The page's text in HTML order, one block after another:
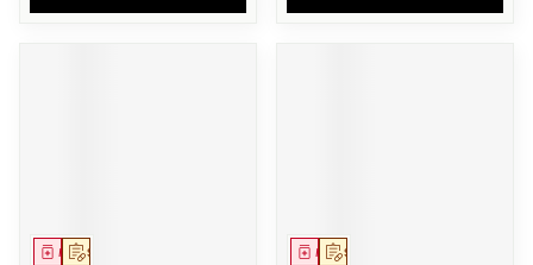
Sur prescription
Médicament Sur prescription
Médicament